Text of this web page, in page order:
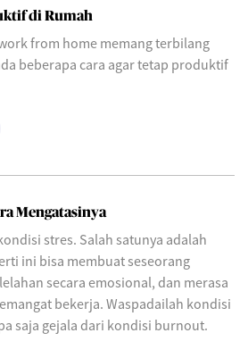
di Rumah
from home memang terbilang
beberapa cara agar tetap produktif
Mengatasinya
stres. Salah satunya adalah
ini bisa membuat seseorang
secara emosional, dan merasa
bekerja. Waspadailah kondisi
saja gejala dari kondisi burnout.